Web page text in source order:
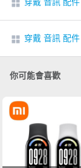
穿戴 音訊 配件
穿戴 音訊 配件
你可能會喜歡